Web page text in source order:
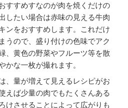
すすめすなのが肉を焼くだけの
したい場合は赤味の見える牛肉
ンをおすすめします。これだけ
うので、盛り付けの色味でアク
、黄色の野菜やフルーツ等を散
かな一枚が撮れます。
、量が増えて見えるレシピがお
えば少量の肉でもたくさんある
けさせることによって広がりも